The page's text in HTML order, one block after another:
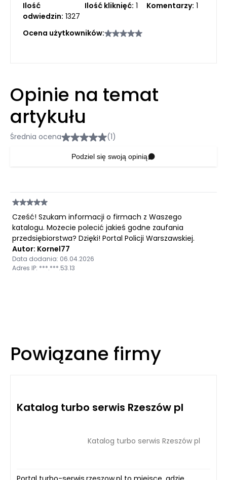
Ilość
odwiedzin: 1327
Ilość kliknięć: 1 Komentarzy: 1
Ocena użytkowników:
Opinie na temat
artykułu
Średnia ocena (1)
Podziel się swoją opinią
Cześć! Szukam informacji o firmach z Waszego
katalogu. Możecie polecić jakieś godne zaufania
przedsiębiorstwa? Dzięki! Portal Policji Warszawskiej.
Autor: Kornel77
Data dodania: 06.04.2026
Adres IP: ***.***.53.13
Powiązane firmy
Katalog turbo serwis Rzeszów pl
Katalog turbo serwis Rzeszów pl